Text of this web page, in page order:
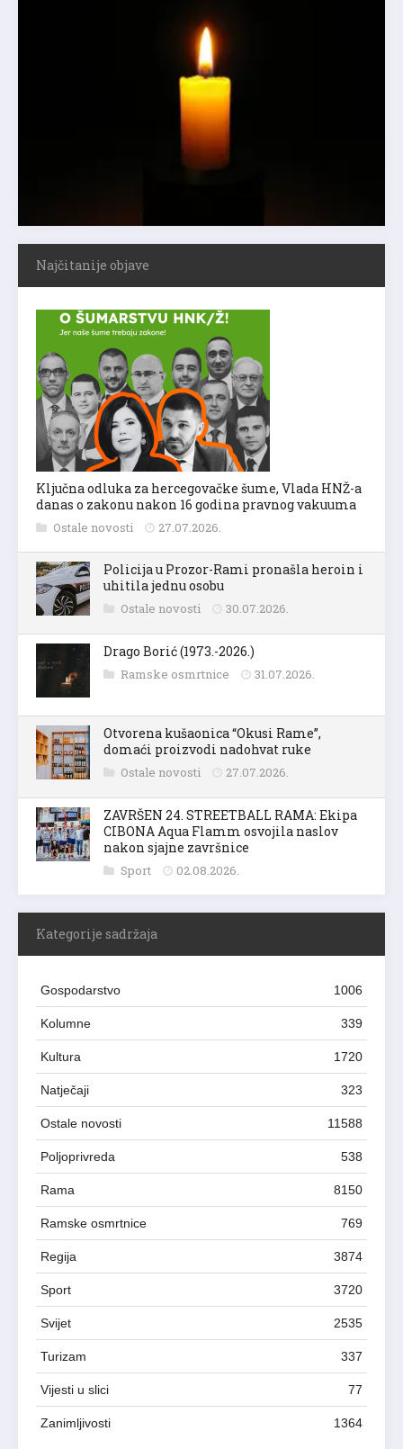
Najčitanije objave
Ključna odluka za hercegovačke šume, Vlada HNŽ-a
danas o zakonu nakon 16 godina pravnog vakuuma
Ostale novosti 27.07.2026.
Policija u Prozor-Rami pronašla heroin i
uhitila jednu osobu
Ostale novosti 30.07.2026.
Drago Borić (1973.-2026.)
Ramske osmrtnice 31.07.2026.
Otvorena kušaonica “Okusi Rame”,
domaći proizvodi nadohvat ruke
Ostale novosti 27.07.2026.
ZAVRŠEN 24. STREETBALL RAMA: Ekipa
CIBONA Aqua Flamm osvojila naslov
nakon sjajne završnice
Sport 02.08.2026.
Kategorije sadržaja
Gospodarstvo 1006
Kolumne 339
Kultura 1720
Natječaji 323
Ostale novosti 11588
Poljoprivreda 538
Rama 8150
Ramske osmrtnice 769
Regija 3874
Sport 3720
Svijet 2535
Turizam 337
Vijesti u slici 77
Zanimljivosti 1364